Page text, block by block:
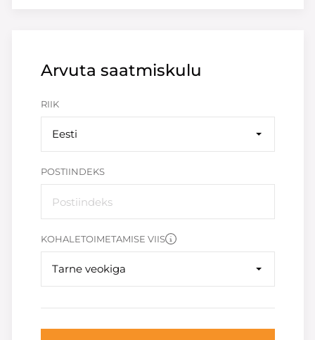
Arvuta saatmiskulu
RIIK
Eesti
POSTIINDEKS
KOHALETOIMETAMISE VIIS
Tarne veokiga